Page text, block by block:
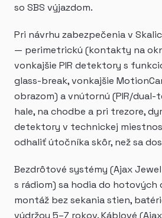
so SBS výjazdom.
Pri návrhu zabezpečenia v
— perimetrickú (kontakty na
vonkajšie PIR detektory s
glass-break, vonkajšie
obrazom) a vnútornú (PIR/
hale, na chodbe a pri trezore,
detektory v technickej
odhaliť útočníka skôr, než sa
Bezdrôtové systémy (Ajax
s rádiom) sa hodia do
montáž bez sekania stien,
výdržou 5–7 rokov. Káblové